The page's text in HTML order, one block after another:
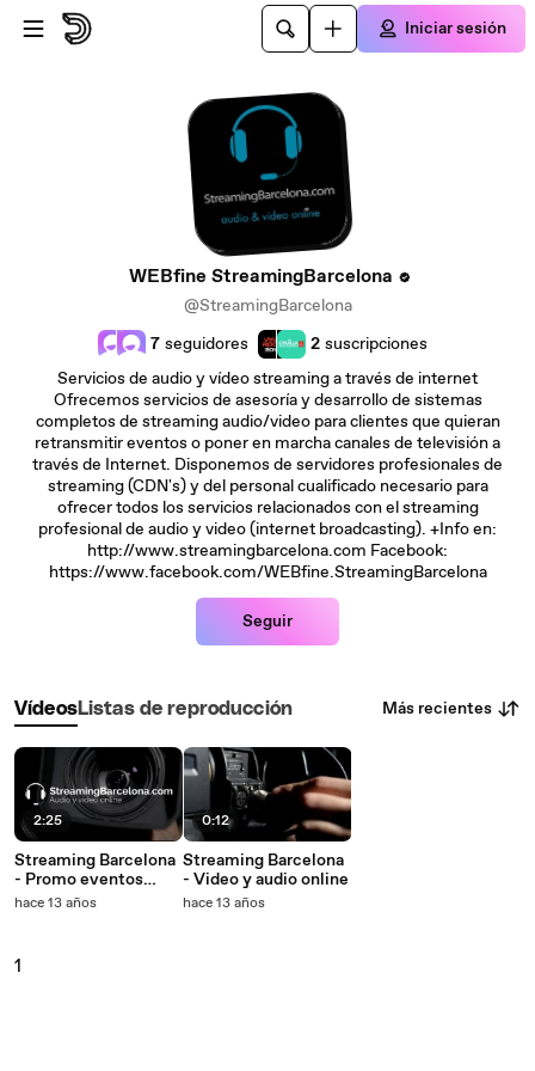
Saltar al contenido principal
Iniciar sesión
WEBfine StreamingBarcelona
@StreamingBarcelona
7 seguidores 2 suscripciones
Servicios de audio y vídeo streaming a través de internet
Ofrecemos servicios de asesoría y desarrollo de sistemas
completos de streaming audio/video para clientes que quieran
retransmitir eventos o poner en marcha canales de televisión a
través de Internet. Disponemos de servidores profesionales de
streaming (CDN's) y del personal cualificado necesario para
ofrecer todos los servicios relacionados con el streaming
profesional de audio y video (internet broadcasting). +Info en:
http://www.streamingbarcelona.com Facebook:
https://www.facebook.com/WEBfine.StreamingBarcelona
Seguir
VídeosListas de reproducción Más recientes
2:25
Streaming Barcelona
- Promo eventos
online
hace 13 años
0:12
Streaming Barcelona
- Video y audio online
hace 13 años
1